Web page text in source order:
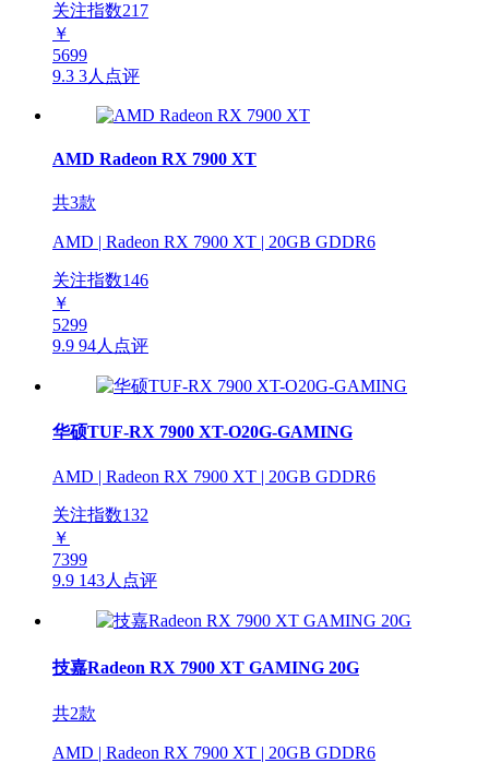
关注指数217
￥
5699
9.3 3人点评
AMD Radeon RX 7900 XT
共3款
AMD | Radeon RX 7900 XT | 20GB GDDR6
关注指数146
￥
5299
9.9 94人点评
华硕TUF-RX 7900 XT-O20G-GAMING
AMD | Radeon RX 7900 XT | 20GB GDDR6
关注指数132
￥
7399
9.9 143人点评
技嘉Radeon RX 7900 XT GAMING 20G
共2款
AMD | Radeon RX 7900 XT | 20GB GDDR6